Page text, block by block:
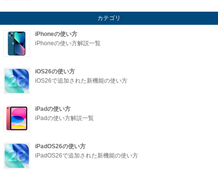
カテゴリ
iPhoneの使い方
iPhoneの使い方解説一覧
iOS26の使い方
iOS26で追加された新機能の使い方
iPadの使い方
iPadの使い方解説一覧
iPadOS26の使い方
iPadOS26で追加された新機能の使い方